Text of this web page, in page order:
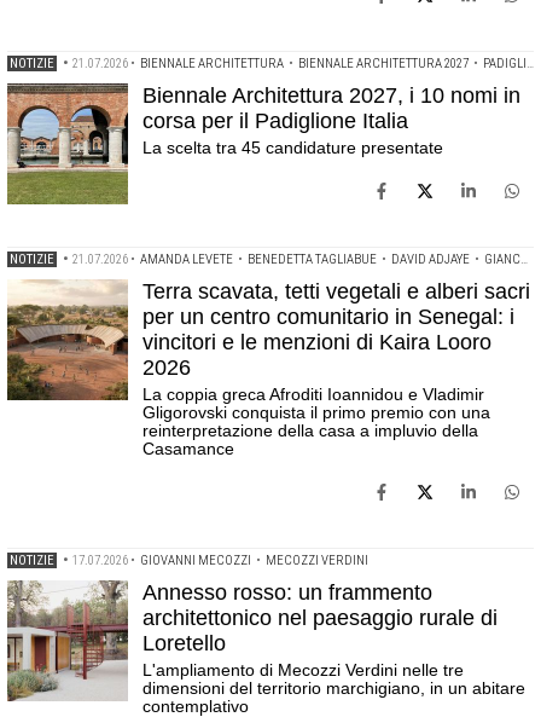
NOTIZIE • 21.07.2026 • BIENNALE ARCHITETTURA • BIENNALE ARCHITETTURA 2027 • PADIGLIONE ITALIA
Biennale Architettura 2027, i 10 nomi in
corsa per il Padiglione Italia
La scelta tra 45 candidature presentate
NOTIZIE • 21.07.2026 • AMANDA LEVETE • BENEDETTA TAGLIABUE • DAVID ADJAYE • GIANCARLO MAZZANTI
Terra scavata, tetti vegetali e alberi sacri
per un centro comunitario in Senegal: i
vincitori e le menzioni di Kaira Looro
2026
La coppia greca Afroditi Ioannidou e Vladimir
Gligorovski conquista il primo premio con una
reinterpretazione della casa a impluvio della
Casamance
NOTIZIE • 17.07.2026 • GIOVANNI MECOZZI • MECOZZI VERDINI
Annesso rosso: un frammento
architettonico nel paesaggio rurale di
Loretello
L'ampliamento di Mecozzi Verdini nelle tre
dimensioni del territorio marchigiano, in un abitare
contemplativo